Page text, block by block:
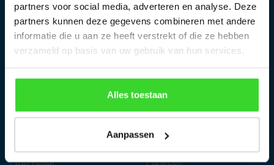
partners voor social media, adverteren en analyse. Deze
partners kunnen deze gegevens combineren met andere
informatie die u aan ze heeft verstrekt of die ze hebben
verzameld op basis van uw gebruik van hun services.
Alles toestaan
Aanpassen
De daklichten op daklichtshop worden gemaakt in de 1800
m2grote productieruimte in Cuijk. Een team van ervaren
krachten produceert hier al meer dan 14 jaar kwalitatief
hoogstaande platdakramen en renovatie-ramen.
Hulp nodig?